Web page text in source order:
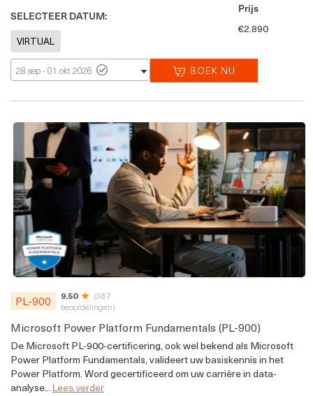
SELECTEER DATUM:
28 sep - 01 okt 2026 BOEK NU
Prijs
€2.890
PL-900 9.50
(387
beoordelingen)
Microsoft Power Platform Fundamentals (PL-900)
De Microsoft PL-900-certificering, ook wel bekend als Microsoft
Power Platform Fundamentals, valideert uw basiskennis in het
Power Platform. Word gecertificeerd om uw carrière in data-
analyse...Lees verder